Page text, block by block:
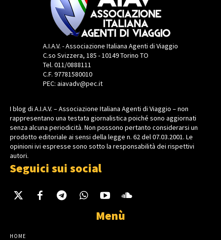
A.I.A.V. - Associazione Italiana Agenti di Viaggio
C.so Svizzera, 185 - 10149 Torino TO
Tel. 011/0888111
C.F. 97781580010
PEC: aiavadv@pec.it
I blog di A.I.A.V. – Associazione Italiana Agenti di Viaggio – non
rappresentano una testata giornalistica poiché sono aggiornati
senza alcuna periodicità. Non possono pertanto considerarsi un
prodotto editoriale ai sensi della legge n. 62 del 07.03.2001. Le
opinioni ivi espresse sono sotto la responsabilità dei rispettivi
autori.
Seguici sui social
Menù
HOME